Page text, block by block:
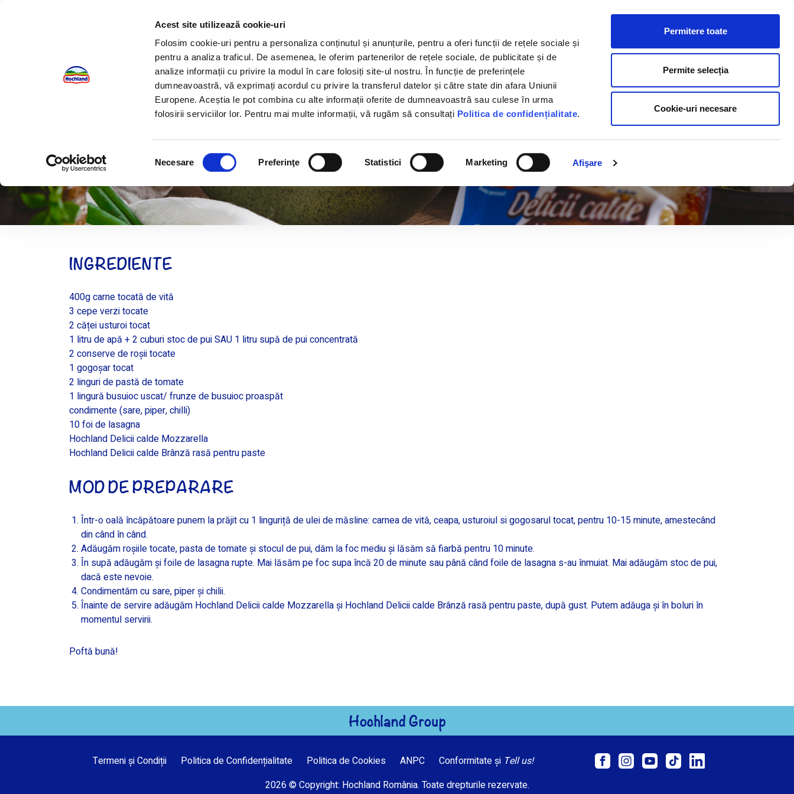
Acest site utilizează cookie-uri
Folosim cookie-uri pentru a personaliza conținutul și anunțurile, pentru a oferi funcții de rețele sociale și
pentru a analiza traficul. De asemenea, le oferim partenerilor de rețele sociale, de publicitate și de
analize informații cu privire la modul în care folosiți site-ul nostru. În funcție de preferințele
dumneavoastră, vă exprimați acordul cu privire la transferul datelor și către state din afara Uniunii
Europene. Aceștia le pot combina cu alte informații oferite de dumneavoastră sau culese în urma
folosirii serviciilor lor. Pentru mai multe informații, vă rugăm să consultați Politica de confidențialitate.
consimțământului
Necesare Preferinţe Statistici Marketing Afişare
Permitere toate
Permite selecția
Cookie-uri necesare
Despre noi Produse Proiecte Promoții Rețete
Supă de lasagna
INGREDIENTE
400g carne tocată de vită
3 cepe verzi tocate
2 căței usturoi tocat
1 litru de apă + 2 cuburi stoc de pui SAU 1 litru supă de pui concentrată
2 conserve de roșii tocate
1 gogoșar tocat
2 linguri de pastă de tomate
1 lingură busuioc uscat/ frunze de busuioc proaspăt
condimente (sare, piper, chilli)
10 foi de lasagna
Hochland Delicii calde Mozzarella
Hochland Delicii calde Brânză rasă pentru paste
MOD DE PREPARARE
Într-o oală încăpătoare punem la prăjit cu 1 linguriță de ulei de măsline: carnea de vită, ceapa, usturoiul si gogosarul tocat, pentru 10-15 minute, amestecând
din când în când.
Adăugăm roșiile tocate, pasta de tomate și stocul de pui, dăm la foc mediu și lăsăm să fiarbă pentru 10 minute.
În supă adăugăm și foile de lasagna rupte. Mai lăsăm pe foc supa încă 20 de minute sau până când foile de lasagna s-au înmuiat. Mai adăugăm stoc de pui,
dacă este nevoie.
Condimentăm cu sare, piper și chilii.
Înainte de servire adăugăm Hochland Delicii calde Mozzarella și Hochland Delicii calde Brânză rasă pentru paste, după gust. Putem adăuga și în boluri în
momentul servirii.
Poftă bună!
Hochland Group
Termeni și Condiții Politica de Confidențialitate Politica de Cookies ANPC Conformitate și Tell us!
2026 © Copyright: Hochland România. Toate drepturile rezervate.